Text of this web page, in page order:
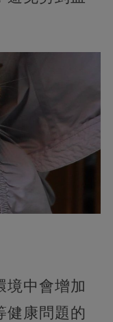
境中會增加
健康問題的